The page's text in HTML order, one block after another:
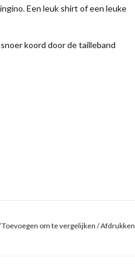
Een leuk shirt of een leuke
koord door de tailleband
Toevoegen om te vergelijken /Afdrukken